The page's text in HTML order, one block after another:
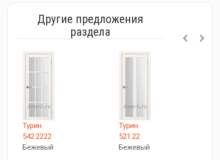
Другие предложения
раздела
Турин
542.2222
Бежевый
Турин
521.22
Бежевый